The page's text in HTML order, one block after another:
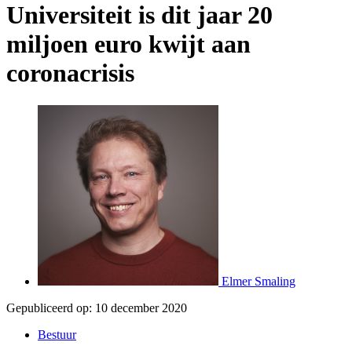
Universiteit is dit jaar 20
miljoen euro kwijt aan
coronacrisis
Elmer Smaling
Gepubliceerd op: 10 december 2020
Bestuur